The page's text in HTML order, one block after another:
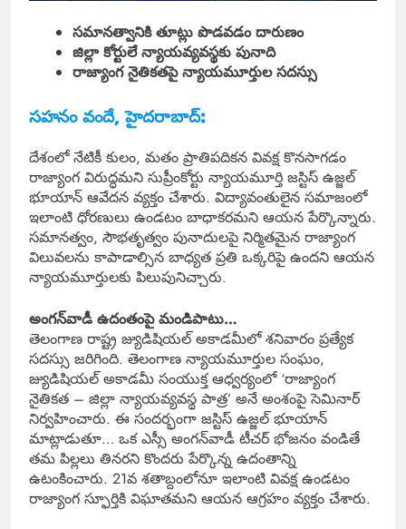
సమానత్వానికి తూట్లు పొడవడం దారుణం
జిల్లా కోర్టులే న్యాయవ్యవస్థకు పునాది
రాజ్యాంగ నైతికతపై న్యాయమూర్తుల సదస్సు
సహనం వందే, హైదరాబాద్:
దేశంలో నేటికీ కులం, మతం ప్రాతిపదికన వివక్ష కొనసాగడం
రాజ్యాంగ విరుద్ధమని సుప్రీంకోర్టు న్యాయమూర్తి జస్టిస్‌ ఉజ్జల్‌
భూయాన్‌ ఆవేదన వ్యక్తం చేశారు. విద్యావంతులైన సమాజంలో
ఇలాంటి ధోరణులు ఉండటం బాధాకరమని ఆయన పేర్కొన్నారు.
సమానత్వం, సౌభతృత్వం పునాదులపై నిర్మితమైన రాజ్యాంగ
విలువలను కాపాడాల్సిన బాధ్యత ప్రతి ఒక్కరిపై ఉందని ఆయన
న్యాయమూర్తులకు పిలుపునిచ్చారు.
అంగన్‌వాడీ ఉదంతంపై మండిపాటు…
తెలంగాణ రాష్ట్ర జ్యుడిషియల్‌ అకాడమీలో శనివారం ప్రత్యేక
సదస్సు జరిగింది. తెలంగాణ న్యాయమూర్తుల సంఘం,
జ్యుడిషియల్‌ అకాడమీ సంయుక్త ఆధ్వర్యంలో ‘రాజ్యాంగ
నైతికత – జిల్లా న్యాయవ్యవస్థ పాత్ర’ అనే అంశంపై సెమినార్‌
నిర్వహించారు. ఈ సందర్భంగా జస్టిస్‌ ఉజ్జల్‌ భూయాన్‌
మాట్లాడుతూ… ఒక ఎస్సీ అంగన్‌వాడీ టీచర్‌ భోజనం వండితే
తమ పిల్లలు తినరని కొందరు పేర్కొన్న ఉదంతాన్ని
ఉటంకించారు. 21వ శతాబ్దంలోనూ ఇలాంటి వివక్ష ఉండటం
రాజ్యాంగ స్ఫూర్తికి విఘాతమని ఆయన ఆగ్రహం వ్యక్తం చేశారు.